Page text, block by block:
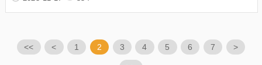
<< < 1 2 3 4 5 6 7 >